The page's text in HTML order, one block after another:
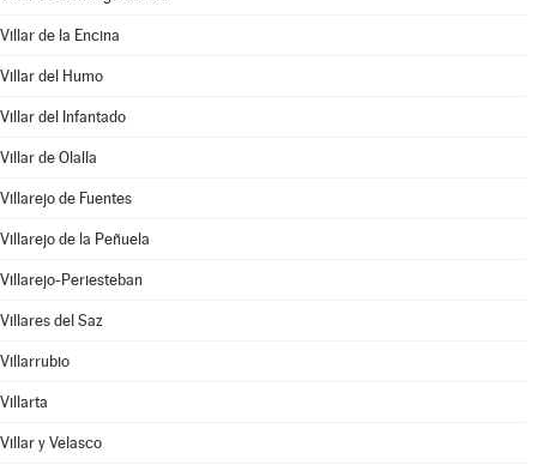
Villar de la Encina
Villar del Humo
Villar del Infantado
Villar de Olalla
Villarejo de Fuentes
Villarejo de la Peñuela
Villarejo-Periesteban
Villares del Saz
Villarrubio
Villarta
Villar y Velasco